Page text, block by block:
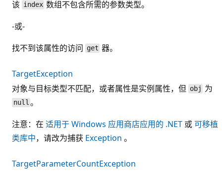
该 index 数组不包含所需的参数类型。
-或-
找不到该属性的访问 get 器。
TargetException
对象与目标类型不匹配，或者属性是实例属性，但 obj 为
null 。
注意：在 适用于 Windows 应用商店应用的 .NET 或可移植
类库中，请改为捕获 Exception 。
TargetParameterCountException